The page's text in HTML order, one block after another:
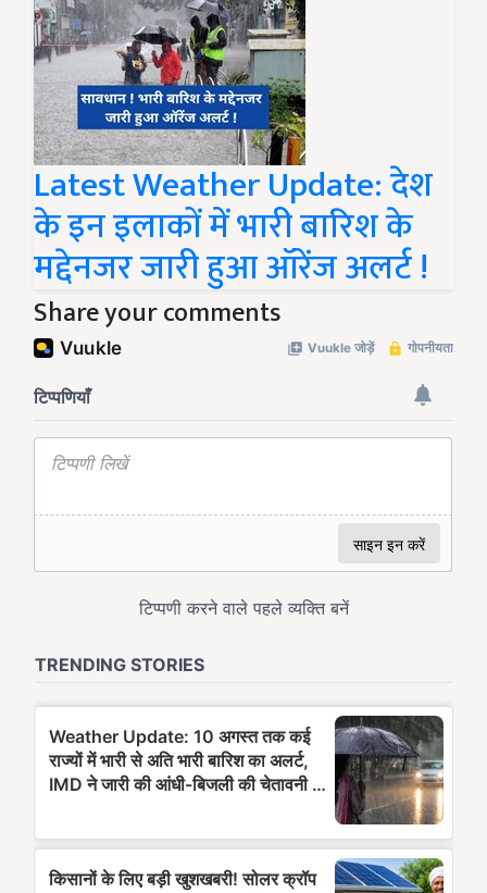
Latest Weather Update: देश
के इन इलाकों में भारी बारिश के
मद्देनजर जारी हुआ ऑरेंज अलर्ट !
Share your comments